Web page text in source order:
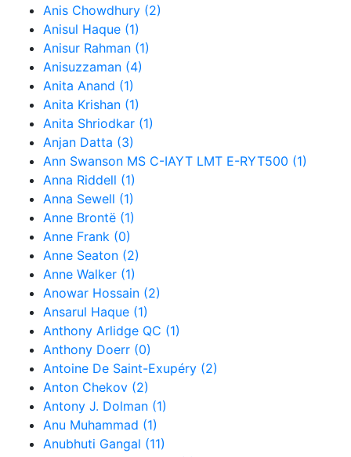
Anis Chowdhury (2)
Anisul Haque (1)
Anisur Rahman (1)
Anisuzzaman (4)
Anita Anand (1)
Anita Krishan (1)
Anita Shriodkar (1)
Anjan Datta (3)
Ann Swanson MS C-IAYT LMT E-RYT500 (1)
Anna Riddell (1)
Anna Sewell (1)
Anne Brontë (1)
Anne Frank (0)
Anne Seaton (2)
Anne Walker (1)
Anowar Hossain (2)
Ansarul Haque (1)
Anthony Arlidge QC (1)
Anthony Doerr (0)
Antoine De Saint-Exupéry (2)
Anton Chekov (2)
Antony J. Dolman (1)
Anu Muhammad (1)
Anubhuti Gangal (11)